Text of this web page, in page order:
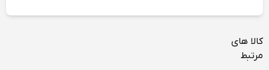
کالا های
مرتبط